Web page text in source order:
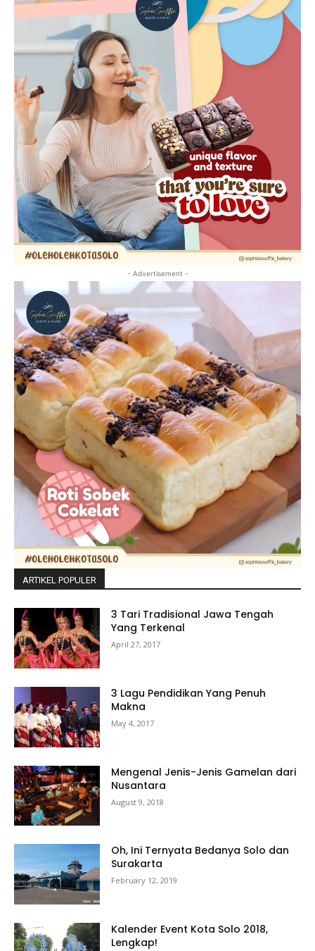
- Advertisement -
ARTIKEL POPULER
3 Tari Tradisional Jawa Tengah
Yang Terkenal
April 27, 2017
3 Lagu Pendidikan Yang Penuh
Makna
May 4, 2017
Mengenal Jenis-Jenis Gamelan dari
Nusantara
August 9, 2018
Oh, Ini Ternyata Bedanya Solo dan
Surakarta
February 12, 2019
Kalender Event Kota Solo 2018,
Lengkap!